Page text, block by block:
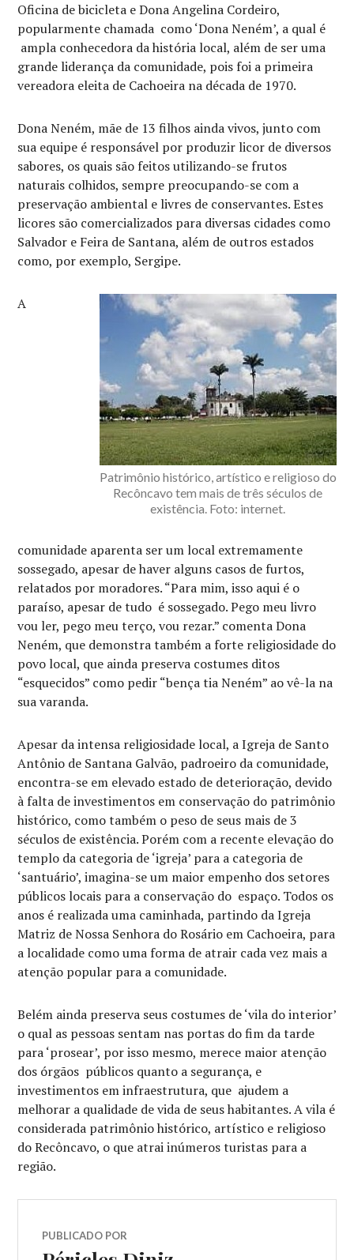
Oficina de bicicleta e Dona Angelina Cordeiro,
popularmente chamada como ‘Dona Neném’, a qual é
ampla conhecedora da história local, além de ser uma
grande liderança da comunidade, pois foi a primeira
vereadora eleita de Cachoeira na década de 1970.
Dona Neném, mãe de 13 filhos ainda vivos, junto com
sua equipe é responsável por produzir licor de diversos
sabores, os quais são feitos utilizando-se frutos
naturais colhidos, sempre preocupando-se com a
preservação ambiental e livres de conservantes. Estes
licores são comercializados para diversas cidades como
Salvador e Feira de Santana, além de outros estados
como, por exemplo, Sergipe.
Patrimônio histórico, artístico e religioso do
Recôncavo tem mais de três séculos de
existência. Foto: internet.
A
comunidade aparenta ser um local extremamente
sossegado, apesar de haver alguns casos de furtos,
relatados por moradores. “Para mim, isso aqui é o
paraíso, apesar de tudo é sossegado. Pego meu livro
vou ler, pego meu terço, vou rezar.” comenta Dona
Neném, que demonstra também a forte religiosidade do
povo local, que ainda preserva costumes ditos
“esquecidos” como pedir “bença tia Neném” ao vê-la na
sua varanda.
Apesar da intensa religiosidade local, a Igreja de Santo
Antônio de Santana Galvão, padroeiro da comunidade,
encontra-se em elevado estado de deterioração, devido
à falta de investimentos em conservação do patrimônio
histórico, como também o peso de seus mais de 3
séculos de existência. Porém com a recente elevação do
templo da categoria de ‘igreja’ para a categoria de
‘santuário’, imagina-se um maior empenho dos setores
públicos locais para a conservação do espaço. Todos os
anos é realizada uma caminhada, partindo da Igreja
Matriz de Nossa Senhora do Rosário em Cachoeira, para
a localidade como uma forma de atrair cada vez mais a
atenção popular para a comunidade.
Belém ainda preserva seus costumes de ‘vila do interior’
o qual as pessoas sentam nas portas do fim da tarde
para ‘prosear’, por isso mesmo, merece maior atenção
dos órgãos públicos quanto a segurança, e
investimentos em infraestrutura, que ajudem a
melhorar a qualidade de vida de seus habitantes. A vila é
considerada patrimônio histórico, artístico e religioso
do Recôncavo, o que atrai inúmeros turistas para a
região.
PUBLICADO POR